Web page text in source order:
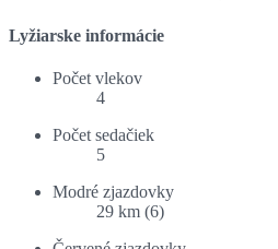
Lyžiarske informácie
Počet vlekov
4
Počet sedačiek
5
Modré zjazdovky
29 km (6)